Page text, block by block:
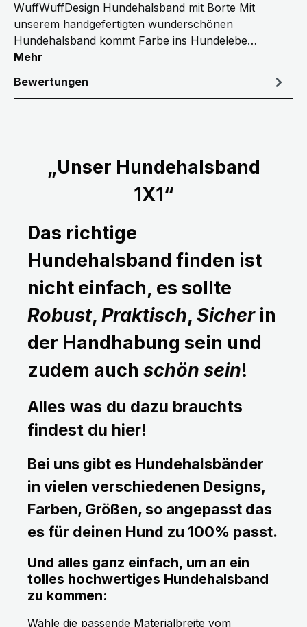
WuffWuffDesign Hundehalsband mit Borte Mit
unserem handgefertigten wunderschönen
Hundehalsband kommt Farbe ins Hundelebe…
Mehr
Bewertungen
„Unser Hundehalsband
1X1“
Das richtige
Hundehalsband finden ist
nicht einfach, es sollte
Robust, Praktisch, Sicherin
der Handhabung sein und
zudem auch schön sein!
Alles was du dazu brauchts
findest du hier!
Bei uns gibt es Hundehalsbänder
in vielen verschiedenen Designs,
Farben, Größen, so angepasst das
es für deinen Hund zu 100% passt.
Und alles ganz einfach, um an ein
tolles hochwertiges Hundehalsband
zu kommen:
Wähle die passende Materialbreite vom